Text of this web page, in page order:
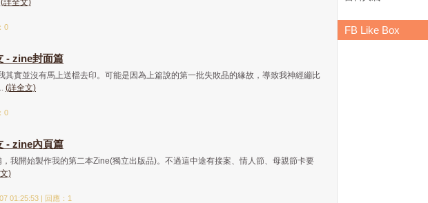
(詳全文)
0
- zine封面篇
其實並沒有馬上送檔去印。可能是因為上篇說的第一批失敗品的緣故，導致我神經繃比
(詳全文)
0
- zine內頁篇
我開始製作我的第二本Zine(獨立出版品)。不過這中途有接案、情人節、母親節卡要
)
01:25:53 | 回應：1
FB Like Box